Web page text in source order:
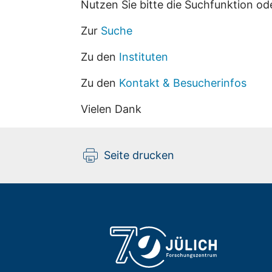
Nutzen Sie bitte die Suchfunktion
Zur Suche
Zu den Instituten
Zu den Kontakt & Besucherinfos
Vielen Dank
Seite drucken